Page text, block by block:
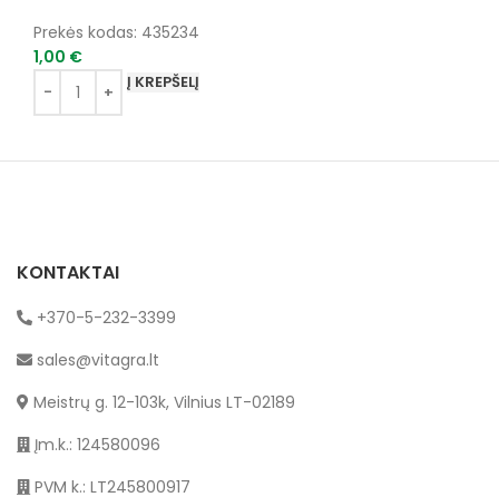
Prekės kodas: 435234
1,00 €
Į KREPŠELĮ
KONTAKTAI
+370-5-232-3399
sales@vitagra.lt
Meistrų g. 12-103k, Vilnius LT-02189
Įm.k.: 124580096
PVM k.: LT245800917